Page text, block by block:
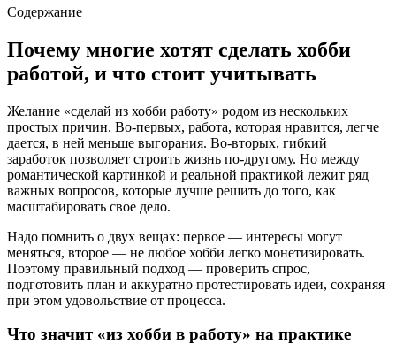
Содержание
Почему многие хотят сделать хобби
работой, и что стоит учитывать
Желание «сделай из хобби работу» родом из нескольких
простых причин. Во‑первых, работа, которая нравится, легче
дается, в ней меньше выгорания. Во‑вторых, гибкий
заработок позволяет строить жизнь по‑другому. Но между
романтической картинкой и реальной практикой лежит ряд
важных вопросов, которые лучше решить до того, как
масштабировать свое дело.
Надо помнить о двух вещах: первое — интересы могут
меняться, второе — не любое хобби легко монетизировать.
Поэтому правильный подход — проверить спрос,
подготовить план и аккуратно протестировать идеи, сохраняя
при этом удовольствие от процесса.
Что значит «из хобби в работу» на практике